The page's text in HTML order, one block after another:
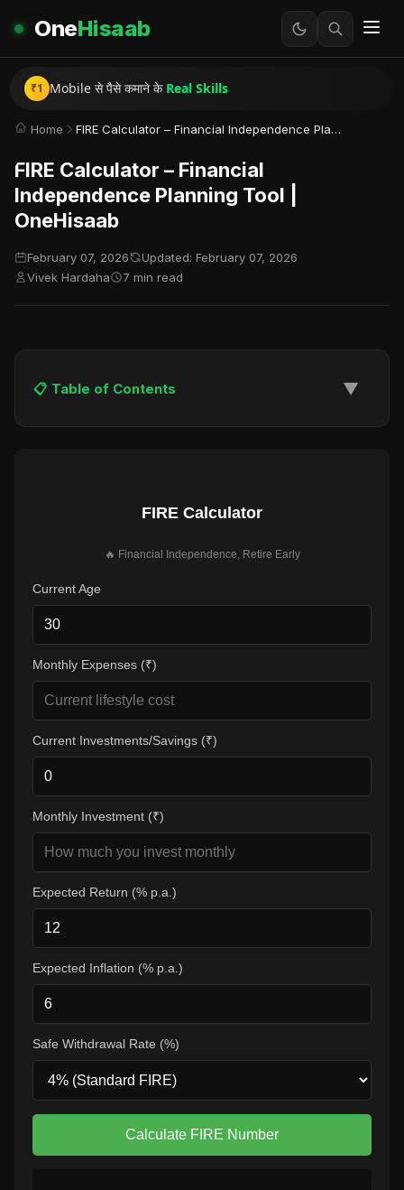
OneHisaab
₹1
Instagram Reels से
गरीब से अमीर बनने की सच्ची कहानी
Home FIRE Calculator – Financial Independence Planning Tool | OneHisaab
FIRE Calculator – Financial
Independence Planning Tool |
OneHisaab
February 07, 2026
Updated: February 07, 2026
Vivek Hardaha
7 min read
📋 Table of Contents ▼
FIRE Calculator
🔥 Financial Independence, Retire Early
Current Age
Monthly Expenses (₹)
Current Investments/Savings (₹)
Monthly Investment (₹)
Expected Return (% p.a.)
Expected Inflation (% p.a.)
Safe Withdrawal Rate (%)
Calculate FIRE Number